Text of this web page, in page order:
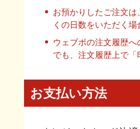
お預かりしたご注文
くの日数をいただく
ウェブポの注文履歴
でも、注文履歴上で「
お支払い方法